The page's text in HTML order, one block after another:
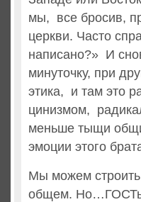
мы, все бросив,
церкви. Часто
написано?» И
минуточку, при
этика, и там это
цинизмом,
меньше тыщи
эмоции этого
Мы можем строить
общем.